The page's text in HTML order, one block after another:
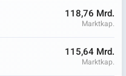
118,76 Mrd.
Marktkap.
115,64 Mrd.
Marktkap.